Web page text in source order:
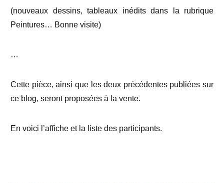
(nouveaux dessins, tableaux inédits dans la rubrique
Peintures… Bonne visite)
…
Cette pièce, ainsi que les deux précédentes publiées sur
ce blog, seront proposées à la vente.
En voici l’affiche et la liste des participants.